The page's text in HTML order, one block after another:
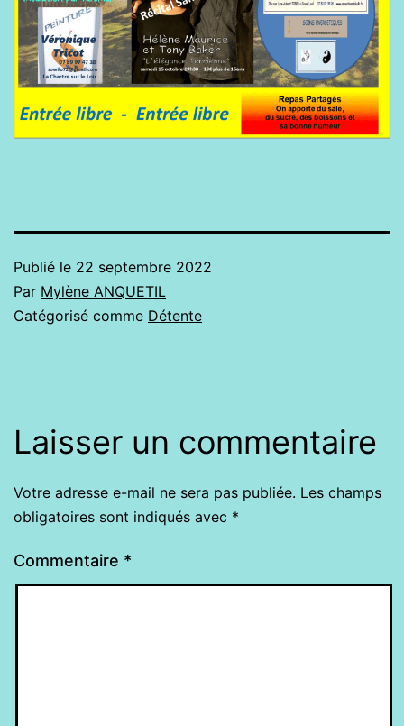
Publié le 22 septembre 2022
Par Mylène ANQUETIL
Catégorisé comme Détente
Laisser un commentaire
Votre adresse e-mail ne sera pas publiée. Les champs
obligatoires sont indiqués avec *
Commentaire *